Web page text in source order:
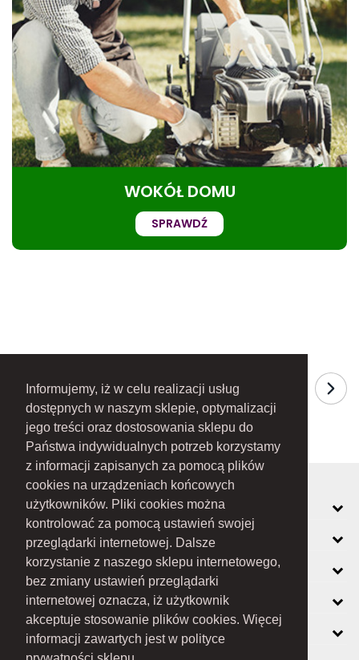
Informujemy, iż w celu realizacji usług
dostępnych w naszym sklepie, optymalizacji
jego treści oraz dostosowania sklepu do
Państwa indywidualnych potrzeb korzystamy
z informacji zapisanych za pomocą plików
cookies na urządzeniach końcowych
użytkowników. Pliki cookies można
kontrolować za pomocą ustawień swojej
przeglądarki internetowej. Dalsze
korzystanie z naszego sklepu internetowego,
bez zmiany ustawień przeglądarki
internetowej oznacza, iż użytkownik
akceptuje stosowanie plików cookies. Więcej
informacji zawartych jest w polityce
WOKÓŁ DOMU
SPRAWDŹ
MOJE KONTO
INFORMACJE
O FIRMIE
ZOBACZ RÓWNIEŻ
KONTAKT